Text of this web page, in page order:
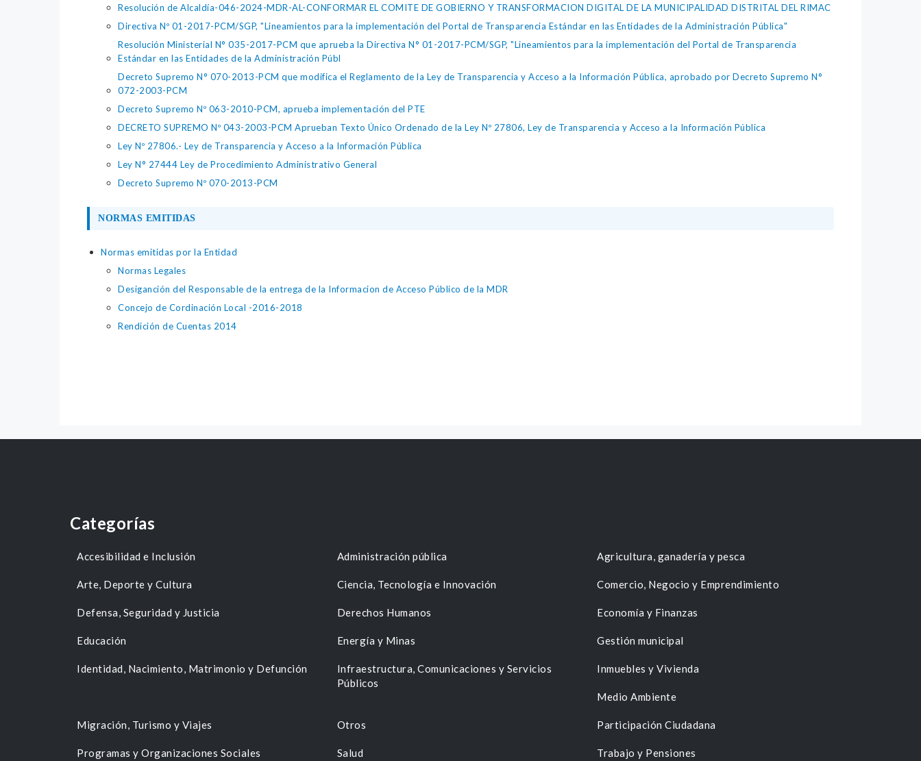
Resolución de Alcaldía-046-2024-MDR-AL-CONFORMAR EL COMITE DE GOBIERNO Y TRANSFORMACION DIGITAL DE LA MUNICIPALIDAD DISTRITAL DEL RIMAC
Directiva Nº 01-2017-PCM/SGP, "Lineamientos para la implementación del Portal de Transparencia Estándar en las Entidades de la Administración Pública"
Resolución Ministerial N° 035-2017-PCM que aprueba la Directiva N° 01-2017-PCM/SGP, "Lineamientos para la implementación del Portal de Transparencia
Estándar en las Entidades de la Administración Públ
Decreto Supremo N° 070-2013-PCM que modifica el Reglamento de la Ley de Transparencia y Acceso a la Información Pública, aprobado por Decreto Supremo N°
072-2003-PCM
Decreto Supremo Nº 063-2010-PCM, aprueba implementación del PTE
DECRETO SUPREMO Nº 043-2003-PCM Aprueban Texto Único Ordenado de la Ley Nº 27806, Ley de Transparencia y Acceso a la Información Pública
Ley Nº 27806.- Ley de Transparencia y Acceso a la Información Pública
Ley N° 27444 Ley de Procedimiento Administrativo General
Decreto Supremo Nº 070-2013-PCM
NORMAS EMITIDAS
Normas emitidas por la Entidad
Normas Legales
Desiganción del Responsable de la entrega de la Informacion de Acceso Público de la MDR
Concejo de Cordinación Local -2016-2018
Rendición de Cuentas 2014
Categorías
Accesibilidad e Inclusión Administración pública Agricultura, ganadería y pesca
Arte, Deporte y Cultura Ciencia, Tecnología e Innovación Comercio, Negocio y Emprendimiento
Defensa, Seguridad y Justicia Derechos Humanos Economía y Finanzas
Educación Energía y Minas Gestión municipal
Identidad, Nacimiento, Matrimonio y Defunción
Infraestructura, Comunicaciones y Servicios
Públicos
Inmuebles y Vivienda
Medio Ambiente
Migración, Turismo y Viajes Otros Participación Ciudadana
Programas y Organizaciones Sociales Salud Trabajo y Pensiones